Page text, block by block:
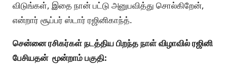
விடுங்கள், இதை நான் பட்டு அனுபவித்து சொல்கிறேன்,
என்றார் சூப்பர் ஸ்டார் ரஜினிகாந்த்.
சென்னை ரசிகர்கள் நடத்திய பிறந்த நாள் விழாவில் ரஜினி
பேசியதன் மூன்றாம் பகுதி: